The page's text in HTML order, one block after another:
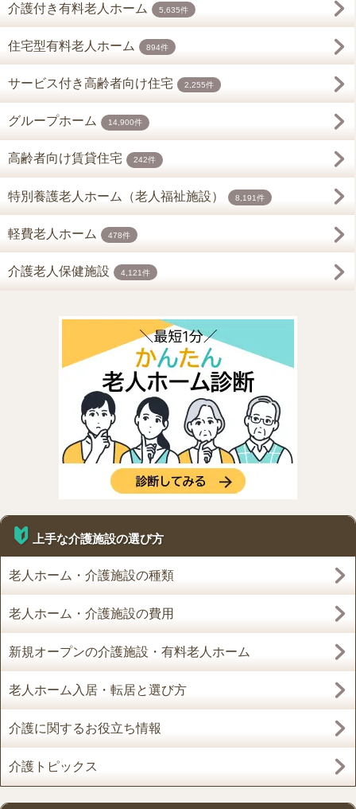
介護付き有料老人ホーム 5,635件
住宅型有料老人ホーム 894件
サービス付き高齢者向け住宅 2,255件
グループホーム 14,900件
高齢者向け賃貸住宅 242件
特別養護老人ホーム（老人福祉施設） 8,191件
軽費老人ホーム 478件
介護老人保健施設 4,121件
上手な介護施設の選び方
老人ホーム・介護施設の種類
老人ホーム・介護施設の費用
新規オープンの介護施設・有料老人ホーム
老人ホーム入居・転居と選び方
介護に関するお役立ち情報
介護トピックス